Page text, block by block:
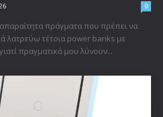
0
πράγματα που πρέπει να
λατρεύω τέτοια power banks με
πραγματικά μου λύνουν...